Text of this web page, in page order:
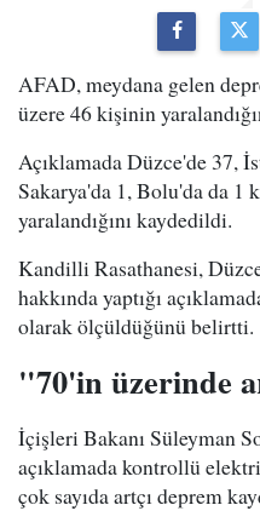
AFAD, meydana gelen
üzere 46 kişinin
Açıklamada Düzce'de 37,
Sakarya'da 1, Bolu'da da
yaralandığını kaydedildi.
Kandilli Rasathanesi,
hakkında yaptığı
olarak ölçüldüğünü belirtti.
"70'in üzerinde
İçişleri Bakanı Süleyman
açıklamada kontrollü
çok sayıda artçı deprem